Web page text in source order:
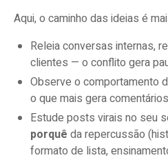
Aqui, o caminho das ideias é
Releia conversas internas,
clientes — o conflito gera
Observe o comportamento
o que mais gera
Estude posts virais no seu
porquê da repercussão
formato de lista,